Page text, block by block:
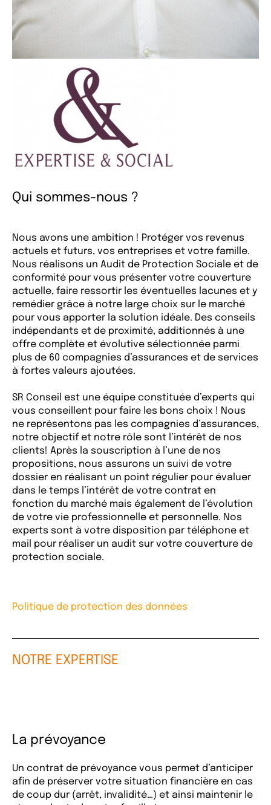
Qui sommes-nous ?
Nous avons une ambition ! Protéger vos revenus
actuels et futurs, vos entreprises et votre famille.
Nous réalisons un Audit de Protection Sociale et de
conformité pour vous présenter votre couverture
actuelle, faire ressortir les éventuelles lacunes et y
remédier grâce à notre large choix sur le marché
pour vous apporter la solution idéale. Des conseils
indépendants et de proximité, additionnés à une
offre complète et évolutive sélectionnée parmi
plus de 60 compagnies d’assurances et de services
à fortes valeurs ajoutées.
SR Conseil est une équipe constituée d’experts qui
vous conseillent pour faire les bons choix ! Nous
ne représentons pas les compagnies d’assurances,
notre objectif et notre rôle sont l’intérêt de nos
clients! Après la souscription à l’une de nos
propositions, nous assurons un suivi de votre
dossier en réalisant un point régulier pour évaluer
dans le temps l’intérêt de votre contrat en
fonction du marché mais également de l’évolution
de votre vie professionnelle et personnelle. Nos
experts sont à votre disposition par téléphone et
mail pour réaliser un audit sur votre couverture de
protection sociale.
Politique de protection des données
NOTRE EXPERTISE
La prévoyance
Un contrat de prévoyance vous permet d’anticiper
afin de préserver votre situation financière en cas
de coup dur (arrêt, invalidité…) et ainsi maintenir le